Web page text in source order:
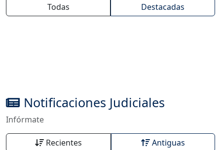
Todas
Destacadas
Notificaciones Judiciales
Infórmate
Recientes
Antiguas